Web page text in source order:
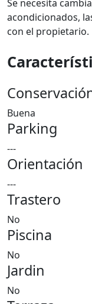
Se necesita
acondicionados,
con el propietario.
Buena
Parking
---
Orientación
---
Trastero
No
Piscina
No
Jardin
No